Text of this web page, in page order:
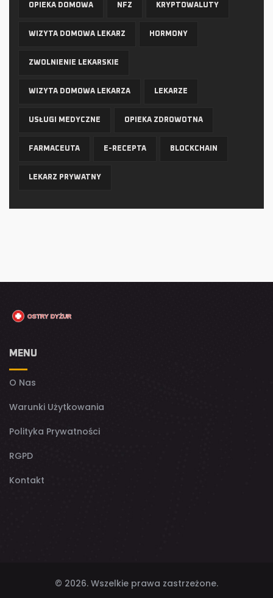
OPIEKA DOMOWA NFZ KRYPTOWALUTY
WIZYTA DOMOWA LEKARZ HORMONY
ZWOLNIENIE LEKARSKIE
WIZYTA DOMOWA LEKARZA LEKARZE
USŁUGI MEDYCZNE OPIEKA ZDROWOTNA
FARMACEUTA E-RECEPTA BLOCKCHAIN
LEKARZ PRYWATNY
MENU
O Nas
Warunki Użytkowania
Polityka Prywatności
RGPD
Kontakt
© 2026. Wszelkie prawa zastrzeżone.